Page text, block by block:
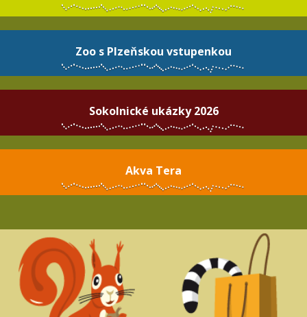
Zoo s Plzeňskou vstupenkou
Sokolnické ukázky 2026
Akva Tera